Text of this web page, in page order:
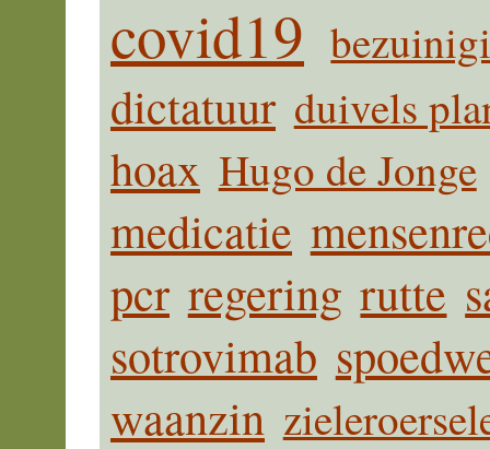
covid19
dictatuur duivels
hoax Hugo de Jonge
medicatie
pcr regering rutte
sotrovimab
waanzin